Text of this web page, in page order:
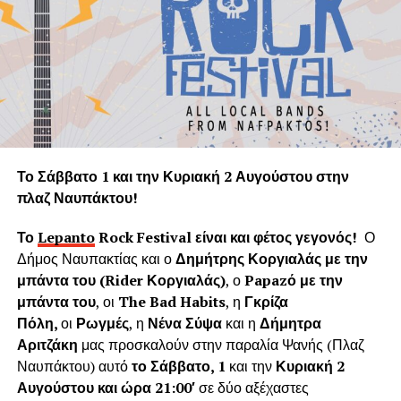
πολιτισμό. Παρόλα αυτά το φυσικό περιβάλλον της
Ναυπάκτου καταστρέφεται με την αλόγιστη κοπή δεκάδων
υγιών δένδρων τη στιγμή που ακόμα και ένα θεωρείται
πολύτιμο και είναι αναντικατάστατη μονάδα του φυσικού
πνεύμονα της Γης.
Η «Εφορεία Αρχαιοτήτων Αιτωλοακαρνανίας και
κόπηκαν δημιουργούσαν προβλήματα στο τείχος του
ενετικού κάστρου. Όμως τα δέντρα του κάστρου
προέρχονται από τις δεντροφυτεύσεις που έγιναν
νομίμως από το 1914 έως το 1939 (έγκριση από το
Υπουργείο Εσωτερικών και κατόπιν από το Υπουργείο
Γεωργίας υπό την γραμματεία του Ιωάννη Μπρικόλα) και
βρίσκονται σε απόσταση ασφαλείας από τα τείχη.
Συνεπώς πολλά από τα δέντρα έχουν ηλικία άνω των 100
ετών χωρίς να έχει αναφερθεί κάποιο πρόβλημα στη
Το Σάββατο 1 και την Κυριακή 2 Αυγούστου στην
πλαζ Ναυπάκτου!
ΤοLepantoRockFestivalείναι και φέτος γεγονός! Ο
Δήμος Ναυπακτίας και οΔημήτρης Κοργιαλάς με την
μπάντα του (RiderΚοργιαλάς), οPapazό με την
μπάντα του, οι The Bad Habits, η Γκρίζα
Πόλη,οι Ρωγμές, η Νένα Σύψακαι η Δήμητρα
Αριτζάκη μας προσκαλούν στην παραλία Ψανής (Πλαζ
Ναυπάκτου) αυτότο Σάββατο, 1 και τηνΚυριακή 2
Αυγούστου και ώρα 21:00′σε δύο αξέχαστες